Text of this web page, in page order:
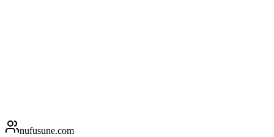
nufusune.com